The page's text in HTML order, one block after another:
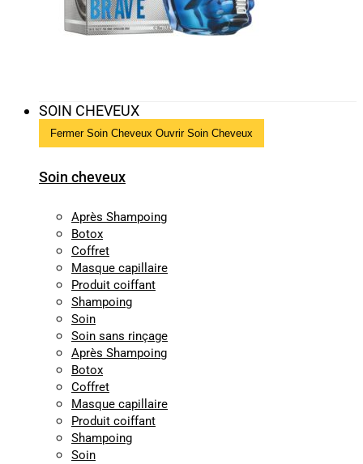
SOIN CHEVEUX
Fermer Soin Cheveux Ouvrir Soin Cheveux
Soin cheveux
Après Shampoing
Botox
Coffret
Masque capillaire
Produit coiffant
Shampoing
Soin
Soin sans rinçage
Après Shampoing
Botox
Coffret
Masque capillaire
Produit coiffant
Shampoing
Soin